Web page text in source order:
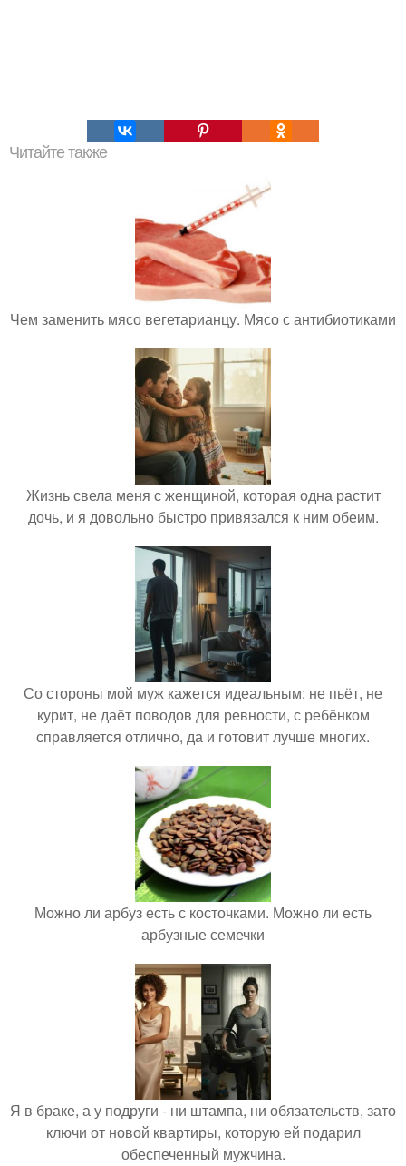
Читайте также
Чем заменить мясо вегетарианцу. Мясо с антибиотиками
Жизнь свела меня с женщиной, которая одна растит
дочь, и я довольно быстро привязался к ним обеим.
Со стороны мой муж кажется идеальным: не пьёт, не
курит, не даёт поводов для ревности, с ребёнком
справляется отлично, да и готовит лучше многих.
Можно ли арбуз есть с косточками. Можно ли есть
арбузные семечки
Я в браке, а у подруги - ни штампа, ни обязательств, зато
ключи от новой квартиры, которую ей подарил
обеспеченный мужчина.